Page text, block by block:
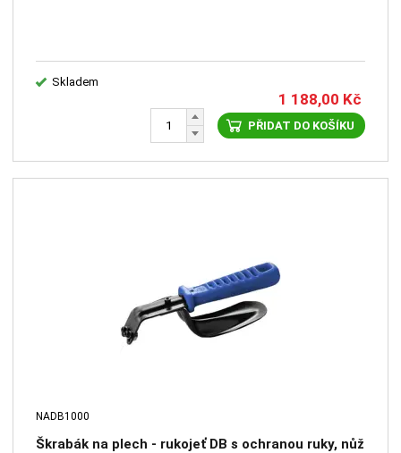
Skladem
1 188,00 Kč
PŘIDAT DO KOŠÍKU
NADB1000
Škrabák na plech - rukojeť DB s ochranou ruky, nůž